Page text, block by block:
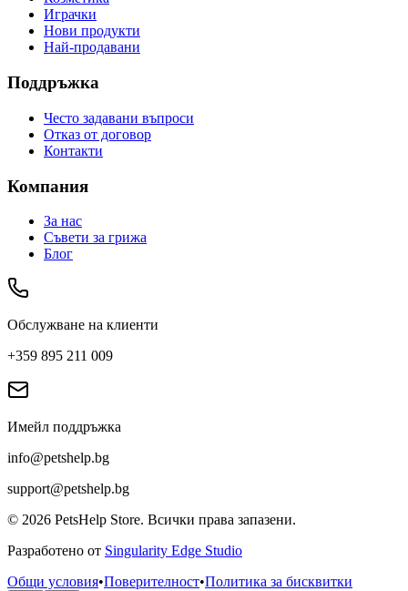
Играчки
Нови продукти
Най-продавани
Поддръжка
Често задавани въпроси
Отказ от договор
Контакти
Компания
За нас
Съвети за грижа
Блог
Обслужване на клиенти
+359 895 211 009
Имейл поддръжка
info@petshelp.bg
support@petshelp.bg
© 2026 PetsHelp Store. Всички права запазени.
Разработено от Singularity Edge Studio
Общи условия•Поверителност•Политика за бисквитки